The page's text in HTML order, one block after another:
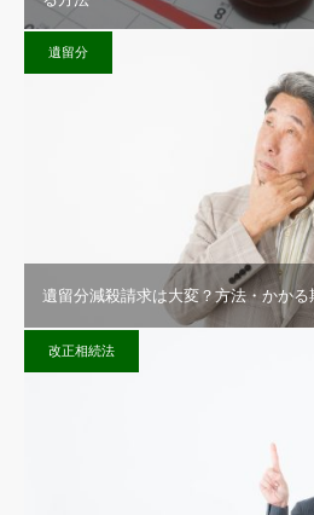
遺留分
遺留分減殺請求は大変？方法・かかる
改正相続法